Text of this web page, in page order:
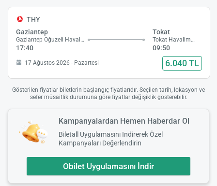
THY
Gaziantep
Gaziantep Oğuzeli Havalimanı
17:40
Tokat
Tokat Havalimanı
09:50
17 Ağustos 2026 - Pazartesi 6.040 TL
Gösterilen fiyatlar biletlerin başlangıç fiyatlarıdır. Seçilen tarih, lokasyon ve
sefer müsaitlik durumuna göre fiyatlar değişiklik gösterebilir.
Kampanyalardan Hemen Haberdar Ol
Biletall Uygulamasını Indirerek Özel
Kampanyaları Değerlendirin
Obilet Uygulamasını İndir